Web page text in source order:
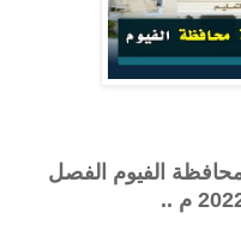
محافظة الفيوم الفصل